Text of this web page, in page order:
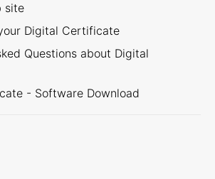
site
Digital Certificate
Questions about Digital
- Software Download